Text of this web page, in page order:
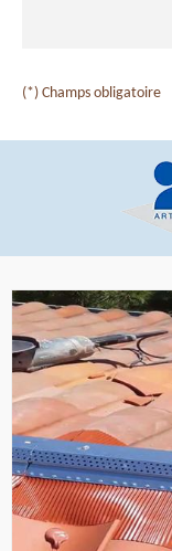
(*) Champs obligatoire